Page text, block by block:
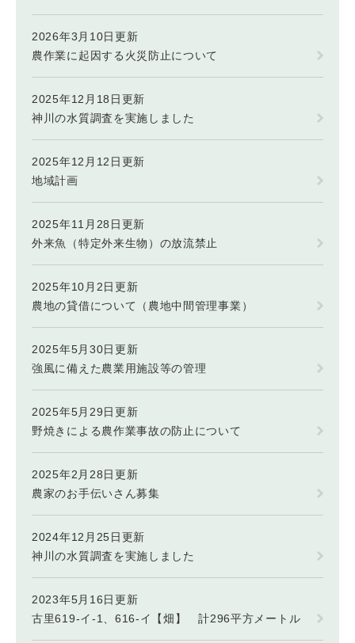
2026年3月10日更新
農作業に起因する火災防止について
2025年12月18日更新
神川の水質調査を実施しました
2025年12月12日更新
地域計画
2025年11月28日更新
外来魚（特定外来生物）の放流禁止
2025年10月2日更新
農地の貸借について（農地中間管理事業）
2025年5月30日更新
強風に備えた農業用施設等の管理
2025年5月29日更新
野焼きによる農作業事故の防止について
2025年2月28日更新
農家のお手伝いさん募集
2024年12月25日更新
神川の水質調査を実施しました
2023年5月16日更新
古里619-イ-1、616-イ【畑】 計296平方メートル